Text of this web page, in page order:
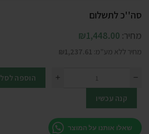
סה''כ לתשלום
מחיר:
₪1,448.00
מחיר ללא מע"מ: ₪1,237.61
הוספה לסל
קנה עכשיו
שאלו אותנו על המוצר